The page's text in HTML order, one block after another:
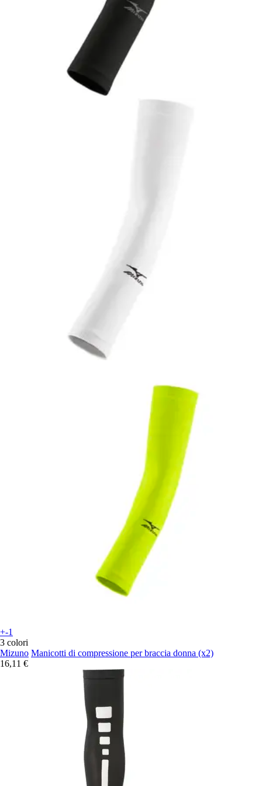
+-1
3 colori
Mizuno Manicotti di compressione per braccia donna (x2)
16,11 €